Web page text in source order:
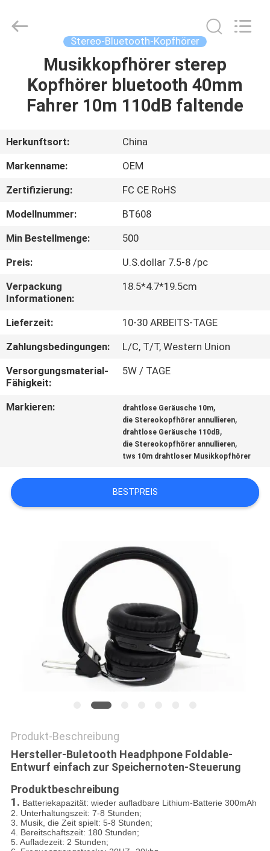
PRODUKTE
ÜBER
UNS
FABRIK-
AUSFLUG
QUALITÄTSKONTROLLE
TRETEN
SIE
MIT
IN
VERBINDUNG
EIN
ZITAT
Co,ltd.
Stereo-Bluetooth-Kopfhörer
Musikkopfhörer sterep
Kopfhörer bluetooth 40mm
Fahrer 10m 110dB faltende
Herkunftsort:
China
Markenname:
OEM
Zertifizierung:
FC CE RoHS
Modellnummer:
BT608
Min Bestellmenge:
500
Preis:
U.S.dollar 7.5-8 /pc
Verpackung
Informationen:
18.5*4.7*19.5cm
Lieferzeit:
10-30 ARBEITS-TAGE
Zahlungsbedingungen:
L/C, T/T, Western Union
Versorgungsmaterial-
Fähigkeit:
5W / TAGE
Markieren: drahtlose Geräusche 10m,
die Stereokopfhörer annullieren,
drahtlose Geräusche 110dB,
die Stereokopfhörer annullieren,
tws 10m drahtloser Musikkopfhörer
BESTPREIS
Produkt-Beschreibung
Hersteller-Buletooth Headphpone Foldable-
Entwurf einfach zur Speichernoten-Steuerung
Produktbeschreibung
1. Batteriekapazität: wieder aufladbare Lithium-Batterie 300mAh
2. Unterhaltungszeit: 7-8 Stunden;
3. Musik, die Zeit spielt: 5-8 Stunden;
4. Bereitschaftszeit: 180 Stunden;
5. Aufladezeit: 2 Stunden;